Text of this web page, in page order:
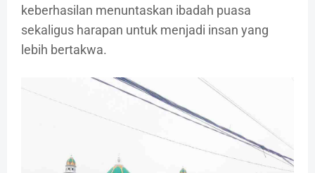
keberhasilan menuntaskan ibadah puasa
sekaligus harapan untuk menjadi insan yang
lebih bertakwa.